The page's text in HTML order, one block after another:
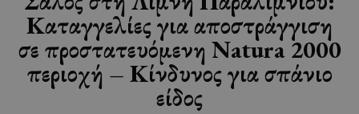
Καταγγελίες για αποστράγγιση
σε προστατευόμενη Natura 2000
περιοχή – Κίνδυνος για σπάνιο
είδος